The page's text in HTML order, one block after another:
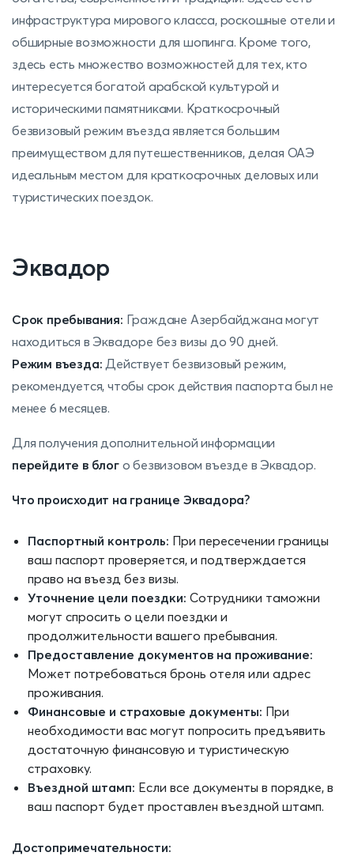
инфраструктура мирового класса, роскошные отели и
обширные возможности для шопинга. Кроме того,
здесь есть множество возможностей для тех, кто
интересуется богатой арабской культурой и
историческими памятниками. Краткосрочный
безвизовый режим въезда является большим
преимуществом для путешественников, делая ОАЭ
идеальным местом для краткосрочных деловых или
туристических поездок.
Эквадор
Срок пребывания: Граждане Азербайджана могут
находиться в Эквадоре без визы до 90 дней.
Режим въезда: Действует безвизовый режим,
рекомендуется, чтобы срок действия паспорта был не
менее 6 месяцев.
Для получения дополнительной информации
перейдите в блого безвизовом въезде в Эквадор.
Что происходит на границе Эквадора?
Паспортный контроль: При пересечении границы
ваш паспорт проверяется, и подтверждается
право на въезд без визы.
Уточнение цели поездки: Сотрудники таможни
могут спросить о цели поездки и
продолжительности вашего пребывания.
Предоставление документов на проживание:
Может потребоваться бронь отеля или адрес
проживания.
Финансовые и страховые документы: При
необходимости вас могут попросить предъявить
достаточную финансовую и туристическую
страховку.
Въездной штамп: Если все документы в порядке, в
ваш паспорт будет проставлен въездной штамп.
Достопримечательности: